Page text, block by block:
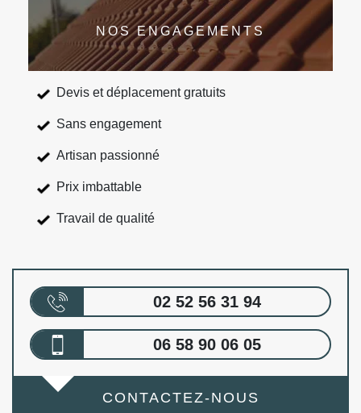
NOS ENGAGEMENTS
Devis et déplacement gratuits
Sans engagement
Artisan passionné
Prix imbattable
Travail de qualité
02 52 56 31 94
06 58 90 06 05
CONTACTEZ-NOUS